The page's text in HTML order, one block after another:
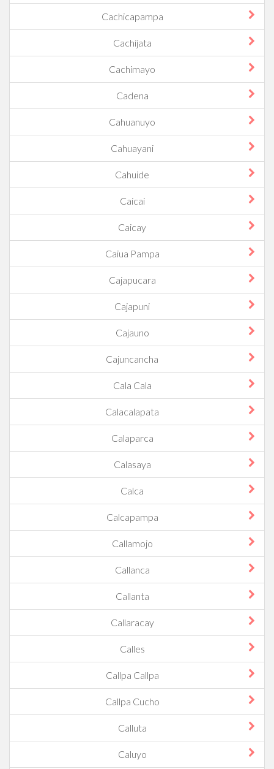
Cachicapampa
Cachijata
Cachimayo
Cadena
Cahuanuyo
Cahuayani
Cahuide
Caicai
Caicay
Caiua Pampa
Cajapucara
Cajapuni
Cajauno
Cajuncancha
Cala Cala
Calacalapata
Calaparca
Calasaya
Calca
Calcapampa
Callamojo
Callanca
Callanta
Callaracay
Calles
Callpa Callpa
Callpa Cucho
Calluta
Caluyo